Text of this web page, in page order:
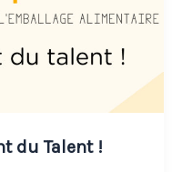
du Talent !